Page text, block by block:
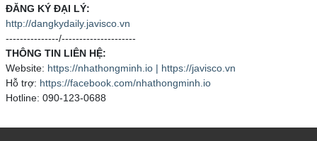
ĐĂNG KÝ ĐẠI LÝ:
http://dangkydaily.javisco.vn
---------------/---------------------
THÔNG TIN LIÊN HỆ:
Website: https://nhathongminh.io | https://javisco.vn
Hỗ trợ: https://facebook.com/nhathongminh.io
Hotline: 090-123-0688